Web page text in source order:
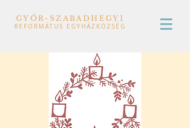
GYŐR-SZABADHEGYI
REFORMÁTUS EGYHÁZKÖZSÉG